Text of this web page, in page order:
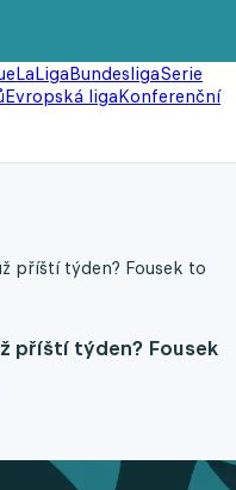
LaLigaBundesligaSerie
Evropská ligaKonferenční
příští týden? Fousek to
příští týden? Fousek